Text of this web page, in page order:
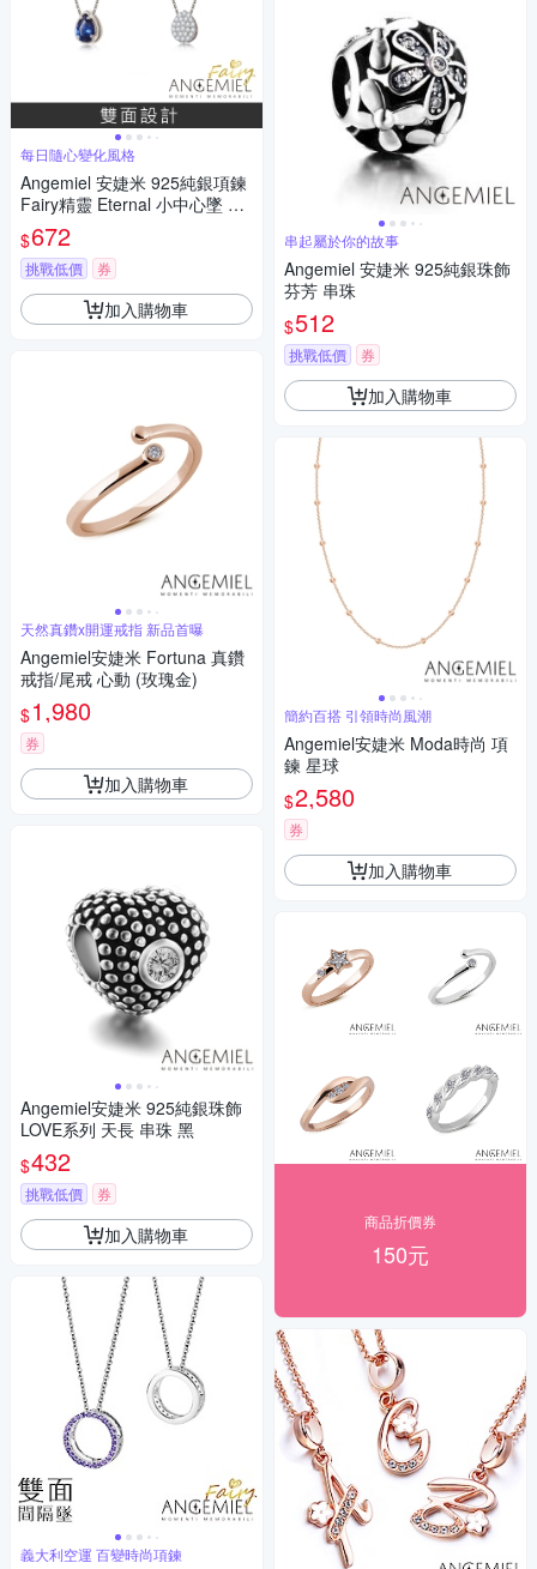
每日隨心變化風格
Angemiel 安婕米 925純銀項鍊
Fairy精靈 Eternal 小中心墜 藍
鑽滿鑽
$672
挑戰低價 券
加入購物車
天然真鑽x開運戒指 新品首曝
Angemiel安婕米 Fortuna 真鑽
戒指/尾戒 心動 (玫瑰金)
$1,980
券
加入購物車
Angemiel安婕米 925純銀珠飾
LOVE系列 天長 串珠 黑
$432
挑戰低價 券
加入購物車
義大利空運 百變時尚項鍊
串起屬於你的故事
Angemiel 安婕米 925純銀珠飾
芬芳 串珠
$512
挑戰低價 券
加入購物車
簡約百搭 引領時尚風潮
Angemiel安婕米 Moda時尚 項
鍊 星球
$2,580
券
加入購物車
商品折價券
150元